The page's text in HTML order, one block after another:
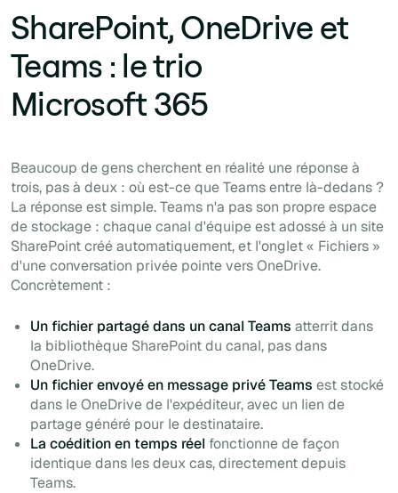
SharePoint, OneDrive et
Teams : le trio
Microsoft 365
Beaucoup de gens cherchent en réalité une réponse à
trois, pas à deux : où est-ce que Teams entre là-dedans ?
La réponse est simple. Teams n'a pas son propre espace
de stockage : chaque canal d'équipe est adossé à un site
SharePoint créé automatiquement, et l'onglet « Fichiers »
d'une conversation privée pointe vers OneDrive.
Concrètement :
Un fichier partagé dans un canal Teams atterrit dans
la bibliothèque SharePoint du canal, pas dans
OneDrive.
Un fichier envoyé en message privé Teams est stocké
dans le OneDrive de l'expéditeur, avec un lien de
partage généré pour le destinataire.
La coédition en temps réel fonctionne de façon
identique dans les deux cas, directement depuis
Teams.